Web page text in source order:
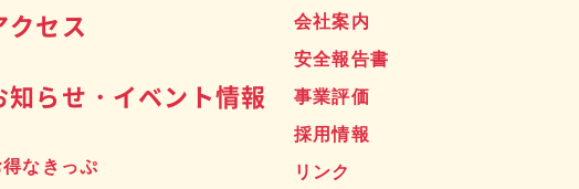
クセス
知らせ・イベント情報
得なきっぷ
会社案内
安全報告書
事業評価
採用情報
リンク